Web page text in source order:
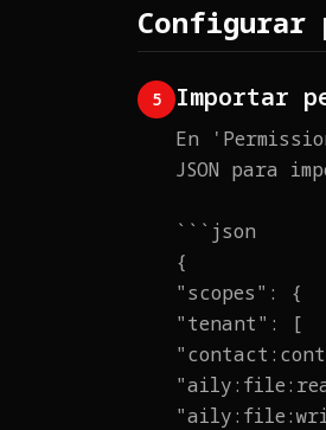
Configurar
5 Importar
En
JSON para
```json
{
"scopes": {
"tenant": [